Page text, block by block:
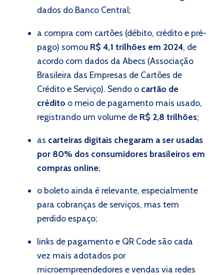
dados do Banco Central;
a compra com cartões (débito, crédito e pré-
pago) somou R$ 4,1 trilhões em 2024, de
acordo com dados da Abecs (Associação
Brasileira das Empresas de Cartões de
Crédito e Serviço). Sendo o cartão de
crédito o meio de pagamento mais usado,
registrando um volume de R$ 2,8 trilhões;
as carteiras digitais chegaram a ser usadas
por 80% dos consumidores brasileiros em
compras online;
o boleto ainda é relevante, especialmente
para cobranças de serviços, mas tem
perdido espaço;
links de pagamento e QR Code são cada
vez mais adotados por
microempreendedores e vendas via redes